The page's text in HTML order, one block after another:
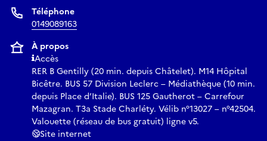
d’archiver, d’assembler et de collectionner des images, ainsi
que d’éprouver nos marges de manœuvre face à
l’extractivisme des données. Les œuvres montrent comment
nous pouvons faire, défaire, détourner et recomposer les
datasets à notre gré, révélant à quel point ces architectures
supposément rigides restent, à notre échelle, fluides et
malléables.
Commissariat : Kaspar Ravel
Téléphone
0149089163
À propos
Accès
RER B Gentilly (20 min. depuis Châtelet). M14 Hôpital
Bicêtre. BUS 57 Division Leclerc – Médiathèque (10 min.
depuis Place d’Italie). BUS 125 Gautherot – Carrefour
Mazagran. T3a Stade Charléty. Vélib n°13027 – n°42504.
Valouette (réseau de bus gratuit) ligne v5.
Site internet